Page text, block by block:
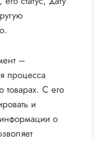
–
процесса
С его
и
о